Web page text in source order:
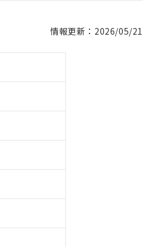
情報更新：2026/05/21